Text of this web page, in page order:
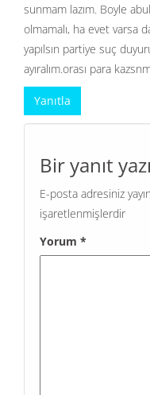
sunmam lazım. Boyle
olmamalı, ha evet varsa
yapılsın partiye suç
ayıralım.orası para
Yanıtla
Bir yanıt
E-posta adresiniz
işaretlenmişlerdir
Yorum *